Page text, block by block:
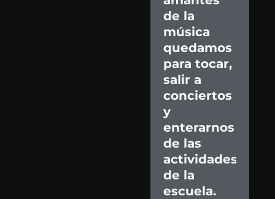
de la
música
quedamos
para tocar,
salir a
conciertos
y
enterarnos
de las
actividades
de la
escuela.